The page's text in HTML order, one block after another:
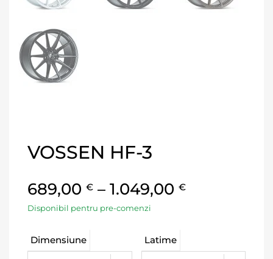
VOSSEN HF-3
689,00 € – 1.049,00 €
Disponibil pentru pre-comenzi
Dimensiune Latime